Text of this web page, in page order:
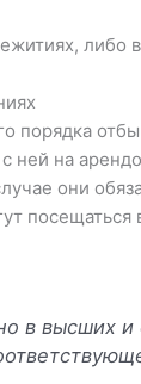
либо
порядка
ней на
они
в высших